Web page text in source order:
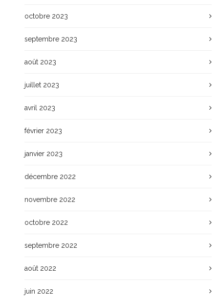
octobre 2023
septembre 2023
août 2023
juillet 2023
avril 2023
février 2023
janvier 2023
décembre 2022
novembre 2022
octobre 2022
septembre 2022
août 2022
juin 2022